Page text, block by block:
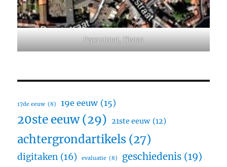
Peperstraat, Tienen
17de eeuw (8) 19e eeuw (15)
20ste eeuw(29) 21ste eeuw (12)
achtergrondartikels (27)
digitaken (16) evaluatie (8) geschiedenis (19)